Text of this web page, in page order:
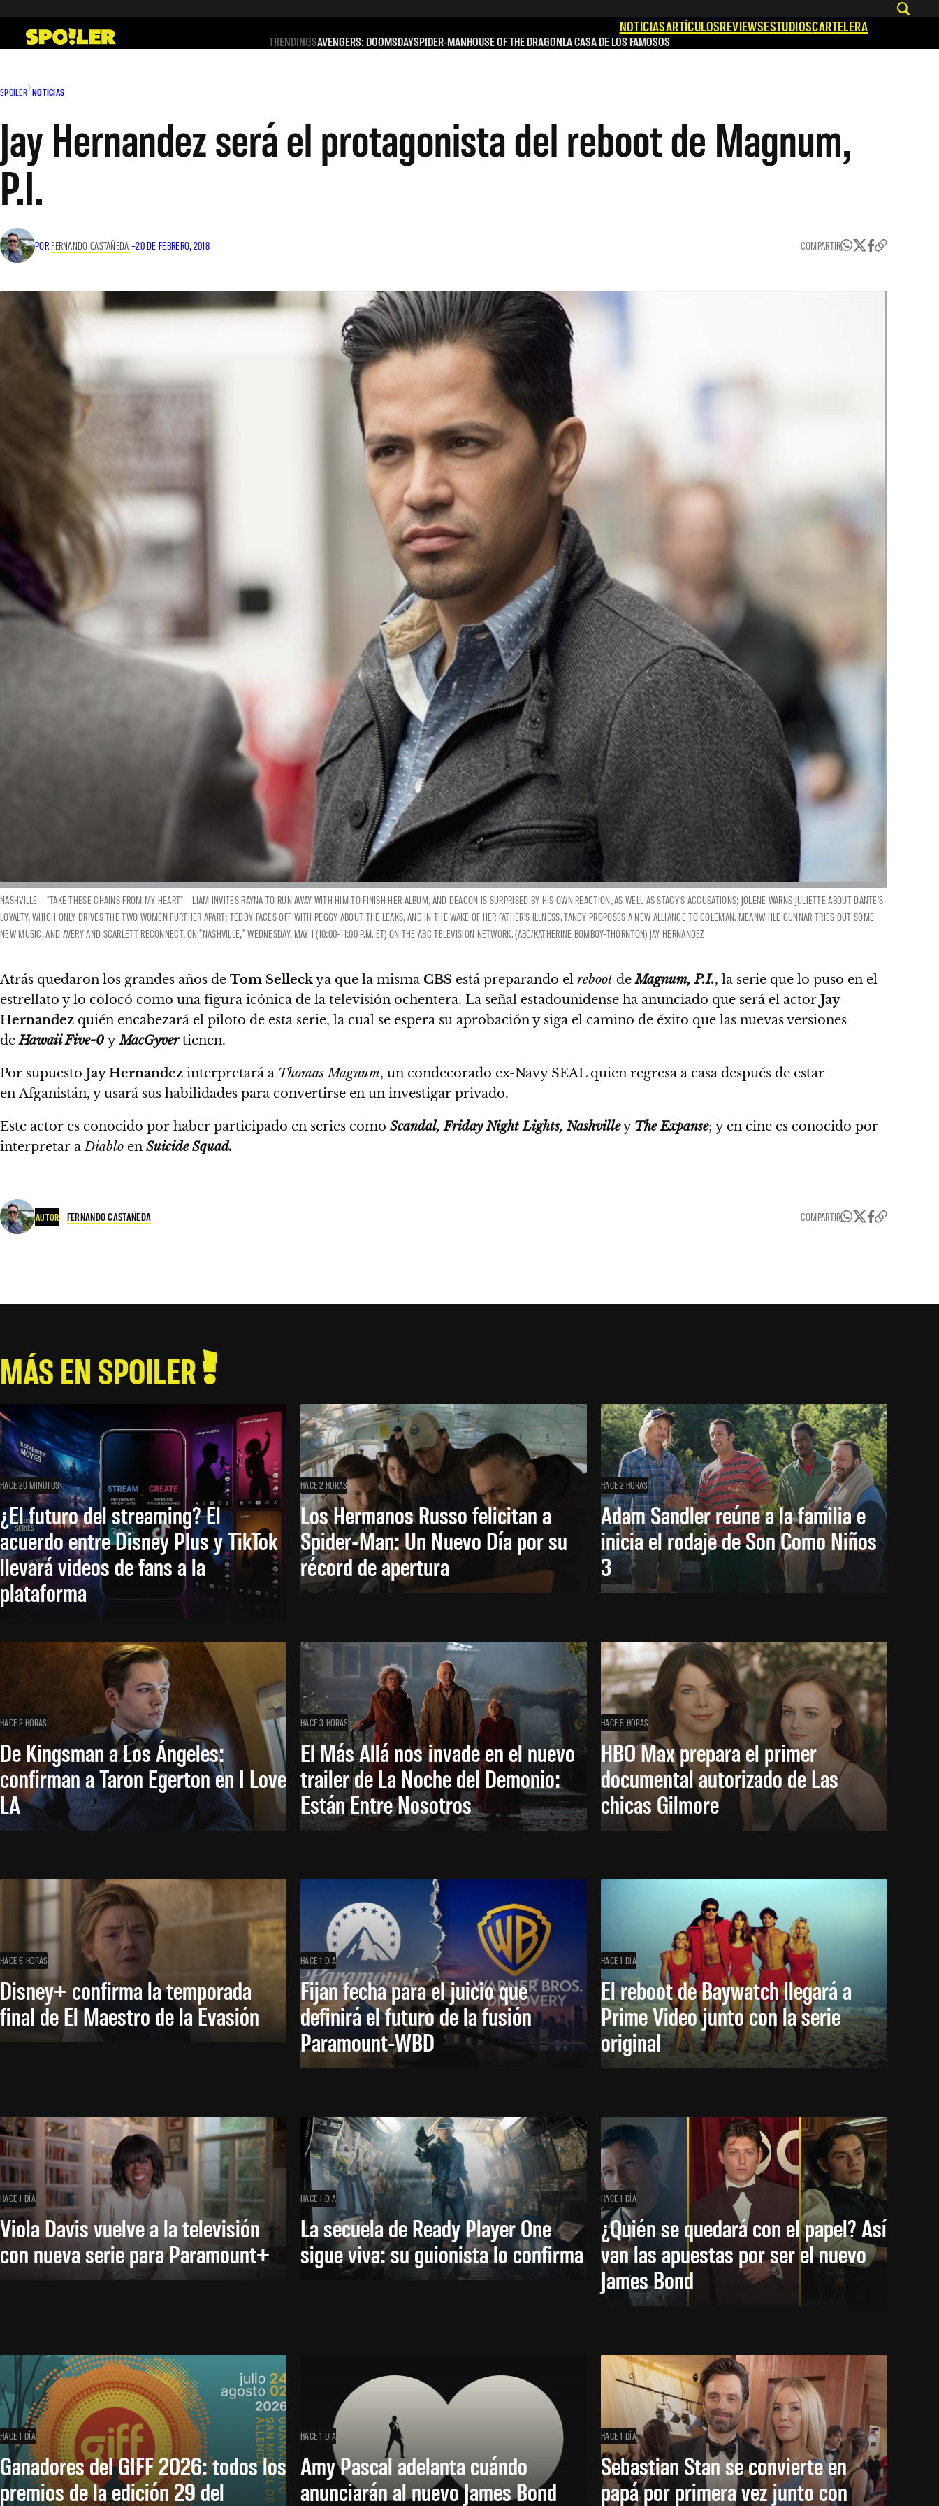
contenido
NOTICIASARTÍCULOSREVIEWSESTUDIOSCARTELERA
TRENDINGSAVENGERS: DOOMSDAYSPIDER-MANHOUSE OF THE DRAGONLA CASA DE LOS FAMOSOS
SPOILER NOTICIAS
Jay Hernandez será el protagonista del reboot de Magnum,
P.I.
POR FERNANDO CASTAÑEDA –20 DE FEBRERO, 2018 COMPARTIR
NASHVILLE – "TAKE THESE CHAINS FROM MY HEART" – LIAM INVITES RAYNA TO RUN AWAY WITH HIM TO FINISH HER ALBUM, AND DEACON IS SURPRISED BY HIS OWN REACTION, AS WELL AS STACY'S ACCUSATIONS; JOLENE WARNS JULIETTE ABOUT DANTE'S
LOYALTY, WHICH ONLY DRIVES THE TWO WOMEN FURTHER APART; TEDDY FACES OFF WITH PEGGY ABOUT THE LEAKS, AND IN THE WAKE OF HER FATHER'S ILLNESS, TANDY PROPOSES A NEW ALLIANCE TO COLEMAN. MEANWHILE GUNNAR TRIES OUT SOME
NEW MUSIC, AND AVERY AND SCARLETT RECONNECT, ON "NASHVILLE," WEDNESDAY, MAY 1 (10:00-11:00 P.M. ET) ON THE ABC TELEVISION NETWORK. (ABC/KATHERINE BOMBOY-THORNTON) JAY HERNANDEZ
Atrás quedaron los grandes años de Tom Selleckya que la misma CBS está preparando el reboot deMagnum, P.I., la serie que lo puso en el
estrellato y lo colocó como una figura icónica de la televisión ochentera. La señal estadounidense ha anunciado que será el actor Jay
Hernandez quién encabezará el piloto de esta serie, la cual se espera su aprobación y siga el camino de éxito que las nuevas versiones
deHawaii Five-0 yMacGyvertienen.
Por supuesto Jay Hernandez interpretará a Thomas Magnum, un condecorado ex-Navy SEAL quien regresa a casa después de estar
en Afganistán, y usará sus habilidades para convertirse en un investigar privado.
Este actor es conocido por haber participado en series como Scandal, Friday Night Lights, Nashvilley The Expanse; y en cine es conocido por
interpretar aDiablo en Suicide Squad.
AUTOR FERNANDO CASTAÑEDA COMPARTIR
MÁS EN SPOILER
HACE 20 MINUTOS
¿El futuro del streaming? El
acuerdo entre Disney Plus y TikTok
llevará videos de fans a la
plataforma
HACE 2 HORAS
Los Hermanos Russo felicitan a
Spider-Man: Un Nuevo Día por su
récord de apertura
HACE 2 HORAS
Adam Sandler reúne a la familia e
inicia el rodaje de Son Como Niños
3
HACE 2 HORAS
De Kingsman a Los Ángeles:
confirman a Taron Egerton en I Love
LA
HACE 3 HORAS
El Más Allá nos invade en el nuevo
trailer de La Noche del Demonio:
Están Entre Nosotros
HACE 5 HORAS
HBO Max prepara el primer
documental autorizado de Las
chicas Gilmore
HACE 6 HORAS
Disney+ confirma la temporada
final de El Maestro de la Evasión
HACE 1 DÍA
Fijan fecha para el juicio que
definirá el futuro de la fusión
Paramount-WBD
HACE 1 DÍA
El reboot de Baywatch llegará a
Prime Video junto con la serie
original
HACE 1 DÍA
Viola Davis vuelve a la televisión
con nueva serie para Paramount+
HACE 1 DÍA
La secuela de Ready Player One
sigue viva: su guionista lo confirma
HACE 1 DÍA
¿Quién se quedará con el papel? Así
van las apuestas por ser el nuevo
James Bond
HACE 1 DÍA
Ganadores del GIFF 2026: todos los
premios de la edición 29 del
HACE 1 DÍA
Amy Pascal adelanta cuándo
anunciarán al nuevo James Bond
HACE 1 DÍA
Sebastian Stan se convierte en
papá por primera vez junto con